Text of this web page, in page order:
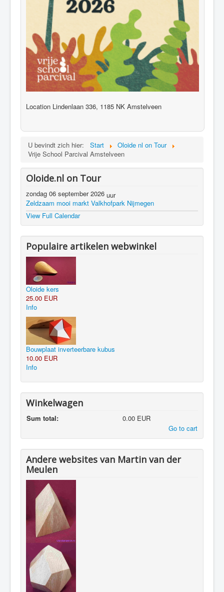
Location Lindenlaan 336, 1185 NK Amstelveen
U bevindt zich hier: Start
Oloide nl on Tour
Vrije School Parcival Amstelveen
Oloide.nl on Tour
zondag 06 september 2026 uur
Zeldzaam mooi markt Valkhofpark Nijmegen
View Full Calendar
Populaire artikelen webwinkel
Oloide kers
25.00 EUR
Info
Bouwplaat inverteerbare kubus
10.00 EUR
Info
Winkelwagen
Sum total:
0.00 EUR
Go to cart
Andere websites van Martin van der
Meulen